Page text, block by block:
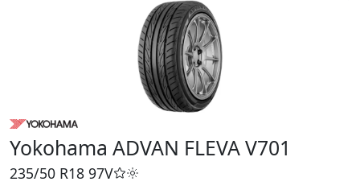
Yokohama ADVAN FLEVA V701
235/50 R18 97V